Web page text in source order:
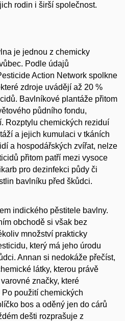
rodin i širší společnost.
je jednou z chemicky
Podle údajů
Action Network spolkne
zdroje uvádějí až 20 %
Bavlníkové plantáže přitom
půdního fondu,
Rozptylu chemických reziduí
a jejich kumulaci v tkáních
a hospodářských zvířat, nelze
přitom patří mezi vysoce
pro dezinfekci půdy či
bavlníku před škůdci.
indického pěstitele bavlny.
obchodě si však bez
množství prakticky
který má jeho úrodu
Annan si nedokáže přečíst,
látky, kterou právě
značky, které
použití chemických
bos a oděný jen do cárů
dešti rozprašuje z